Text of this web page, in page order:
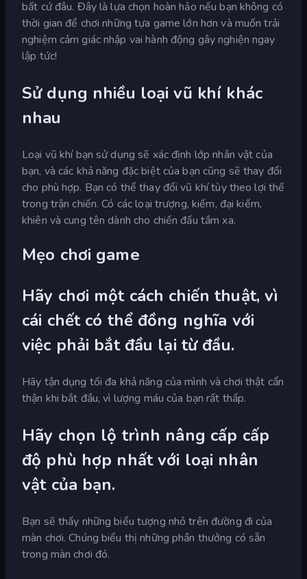
bất cứ đâu. Đây là lựa chọn hoàn hảo nếu bạn không có
thời gian để chơi những tựa game lớn hơn và muốn trải
nghiệm cảm giác nhập vai hành động gây nghiện ngay
lập tức!
Sử dụng nhiều loại vũ khí khác
nhau
Loại vũ khí bạn sử dụng sẽ xác định lớp nhân vật của
bạn, và các khả năng đặc biệt của bạn cũng sẽ thay đổi
cho phù hợp. Bạn có thể thay đổi vũ khí tùy theo lợi thế
trong trận chiến. Có các loại trượng, kiếm, đại kiếm,
khiên và cung tên dành cho chiến đấu tầm xa.
Mẹo chơi game
Hãy chơi một cách chiến thuật, vì
cái chết có thể đồng nghĩa với
việc phải bắt đầu lại từ đầu.
Hãy tận dụng tối đa khả năng của mình và chơi thật cẩn
thận khi bắt đầu, vì lượng máu của bạn rất thấp.
Hãy chọn lộ trình nâng cấp cấp
độ phù hợp nhất với loại nhân
vật của bạn.
Bạn sẽ thấy những biểu tượng nhỏ trên đường đi của
màn chơi. Chúng biểu thị những phần thưởng có sẵn
trong màn chơi đó.